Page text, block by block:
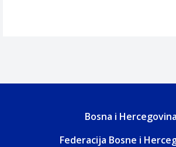
Bosna i Hercegovina
Federacija Bosne i